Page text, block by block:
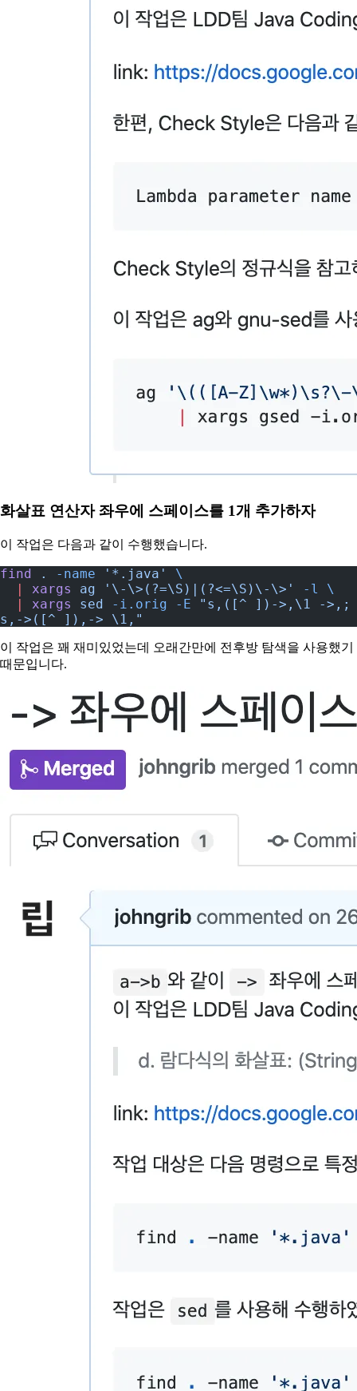
화살표 연산자 좌우에 스페이스를 1개 추가하자
이 작업은 다음과 같이 수행했습니다.
find . -name '*.java'
\
  |
xargs ag '\-\>(?=\S)|(?<=\S)\-\>' -l
\
  |
xargs sed -i.orig -E "s,([^ ])->,\1 ->,;
s,->([^ ]),-> \1,"
이 작업은 꽤 재미있었는데 오래간만에 전후방 탐색을 사용했기
때문입니다.